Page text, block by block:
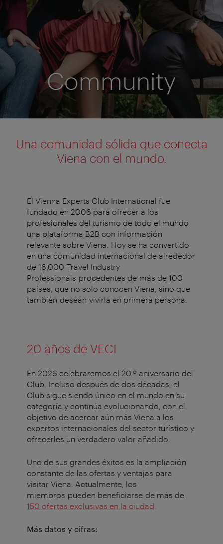
Community
Una comunidad sólida que conecta
Viena con el mundo.
El Vienna Experts Club International fue
fundado en 2006 para ofrecer a los
profesionales del turismo de todo el mundo
una plataforma B2B con información
relevante sobre Viena. Hoy se ha convertido
en una comunidad internacional de alrededor
de 16.000 Travel Industry
Professionals procedentes de más de 100
países, que no solo conocen Viena, sino que
también desean vivirla en primera persona.
20 años de VECI
En 2026 celebraremos el 20.º aniversario del
Club. Incluso después de dos décadas el
Club sigue siendo único en el mundo en su
categoría y continúa evolucionando con el
objetivo de acercar aún más Viena a los
expertos internacionales del sector turístico y
ofrecerles un verdadero valor añadido
Uno de sus grandes éxitos es la ampliación
constante de las ofertas y ventajas para
visitar Viena. Actualmente , los
miembros pueden beneficiarse de más de
150 ofertas exclusivas en la ciudad
Más datos y cifras: